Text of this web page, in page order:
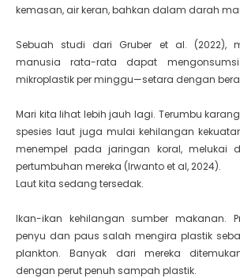
kemasan, air keran, bahkan dalam darah
Sebuah studi dari Gruber et al. (2022),
manusia rata-rata dapat
mikroplastik per minggu—setara dengan
Mari kita lihat lebih jauh lagi. Terumbu
spesies laut juga mulai kehilangan
menempel pada jaringan koral, melukai
pertumbuhan mereka (Irwanto et al, 2024).
Laut kita sedang tersedak.
Ikan-ikan kehilangan sumber makanan.
penyu dan paus salah mengira plastik
plankton. Banyak dari mereka
dengan perut penuh sampah plastik.